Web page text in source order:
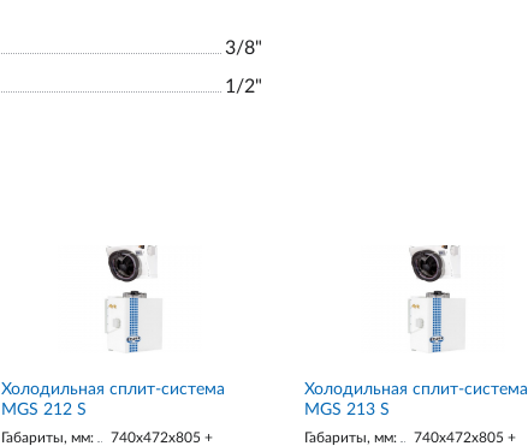
3/8"
1/2"
Холодильная сплит-система
MGS 212 S
Габариты, мм:
740x472x805 +
Холодильная сплит-система
MGS 213 S
Габариты, мм:
740x472x805 +